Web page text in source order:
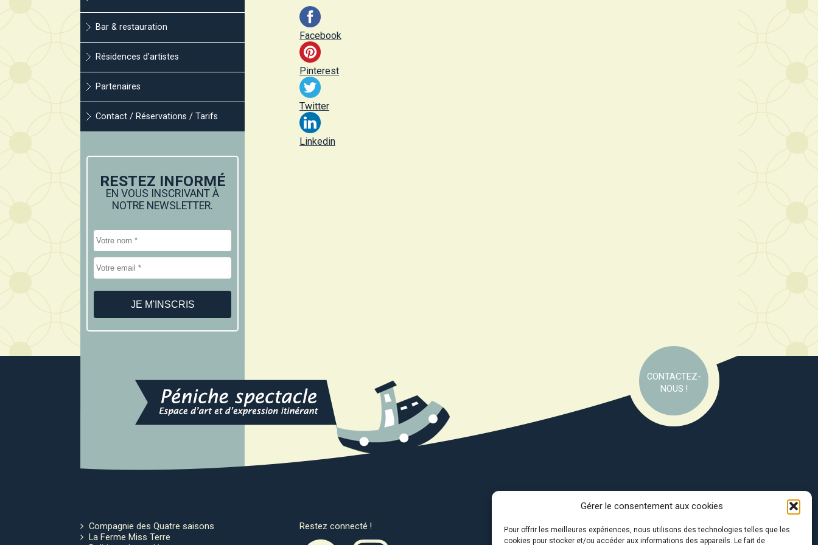
Gérer le consentement aux cookies
Pour offrir les meilleures expériences, nous utilisons des technologies telles que les
cookies pour stocker et/ou accéder aux informations des appareils. Le fait de
Bar & restauration
Résidences d’artistes
Partenaires
Contact / Réservations / Tarifs
RESTEZ INFORMÉ
EN VOUS INSCRIVANT À
NOTRE NEWSLETTER.
Facebook
Pinterest
Twitter
Linkedin
CONTACTEZ-
NOUS !
Compagnie des Quatre saisons
La Ferme Miss Terre
Restez connecté ! Avec le soutien de :